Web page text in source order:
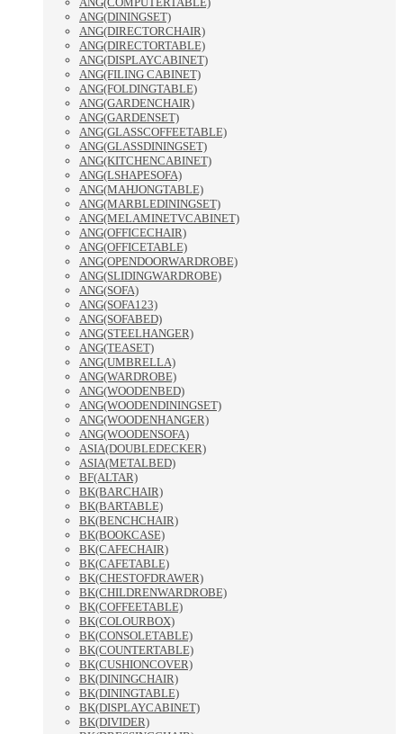
ANG(DININGSET)
ANG(DIRECTORCHAIR)
ANG(DIRECTORTABLE)
ANG(DISPLAYCABINET)
ANG(FILING CABINET)
ANG(FOLDINGTABLE)
ANG(GARDENCHAIR)
ANG(GARDENSET)
ANG(GLASSCOFFEETABLE)
ANG(GLASSDININGSET)
ANG(KITCHENCABINET)
ANG(LSHAPESOFA)
ANG(MAHJONGTABLE)
ANG(MARBLEDININGSET)
ANG(MELAMINETVCABINET)
ANG(OFFICECHAIR)
ANG(OFFICETABLE)
ANG(OPENDOORWARDROBE)
ANG(SLIDINGWARDROBE)
ANG(SOFA)
ANG(SOFA123)
ANG(SOFABED)
ANG(STEELHANGER)
ANG(TEASET)
ANG(UMBRELLA)
ANG(WARDROBE)
ANG(WOODENBED)
ANG(WOODENDININGSET)
ANG(WOODENHANGER)
ANG(WOODENSOFA)
ASIA(DOUBLEDECKER)
ASIA(METALBED)
BF(ALTAR)
BK(BARCHAIR)
BK(BARTABLE)
BK(BENCHCHAIR)
BK(BOOKCASE)
BK(CAFECHAIR)
BK(CAFETABLE)
BK(CHESTOFDRAWER)
BK(CHILDRENWARDROBE)
BK(COFFEETABLE)
BK(COLOURBOX)
BK(CONSOLETABLE)
BK(COUNTERTABLE)
BK(CUSHIONCOVER)
BK(DININGCHAIR)
BK(DININGTABLE)
BK(DISPLAYCABINET)
BK(DIVIDER)